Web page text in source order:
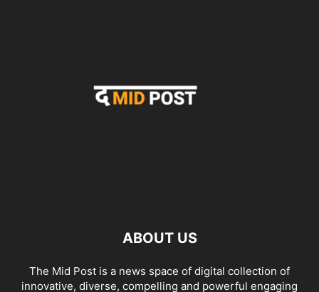
ABOUT US
The Mid Post is a news space of digital collection of
innovative, diverse, compelling and powerful engaging